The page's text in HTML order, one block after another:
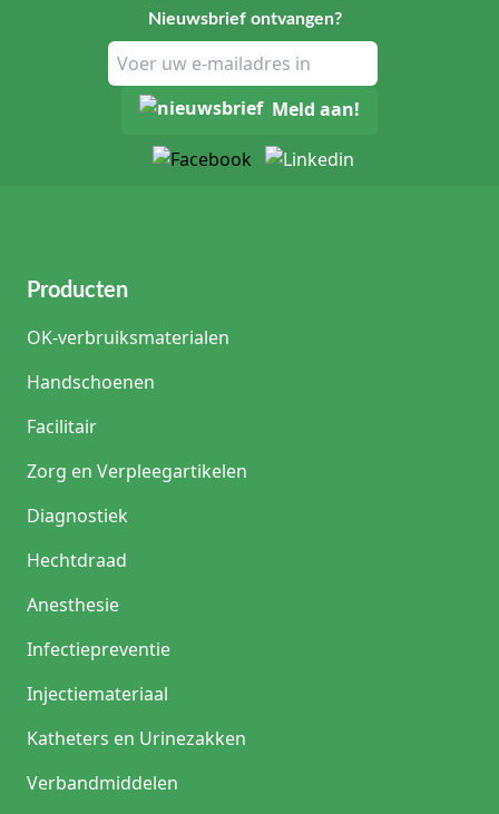
Nieuwsbrief ontvangen?
Meld aan!
Producten
OK-verbruiksmaterialen
Handschoenen
Facilitair
Zorg en Verpleegartikelen
Diagnostiek
Hechtdraad
Anesthesie
Infectiepreventie
Injectiemateriaal
Katheters en Urinezakken
Verbandmiddelen